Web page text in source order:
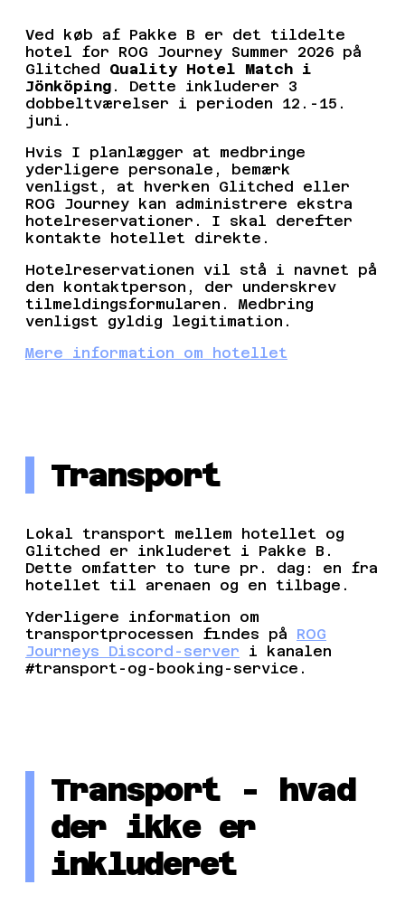
Ved køb af Pakke B er det tildelte
hotel for ROG Journey Summer 2026 på
Glitched Quality Hotel Match i
Jönköping . Dette inkluderer 3
dobbeltværelser i perioden 12.-15.
juni.
Hvis I planlægger at medbringe
yderligere personale, bemærk
venligst, at hverken Glitched eller
ROG Journey kan administrere ekstra
hotelreservationer. I skal derefter
kontakte hotellet direkte.
Hotelreservationen vil stå i navnet på
den kontaktperson, der underskrev
tilmeldingsformularen. Medbring
venligst gyldig legitimation.
Mere information om hotellet
Transport
Lokal transport mellem hotellet og
Glitched er inkluderet i Pakke B.
Dette omfatter to ture pr. dag: en fra
hotellet til arenaen og en tilbage.
Yderligere information om
transportprocessen findes på ROG
Journeys Discord-server i kanalen
#transport-og-booking-service.
Transport - hvad
der ikke er
inkluderet